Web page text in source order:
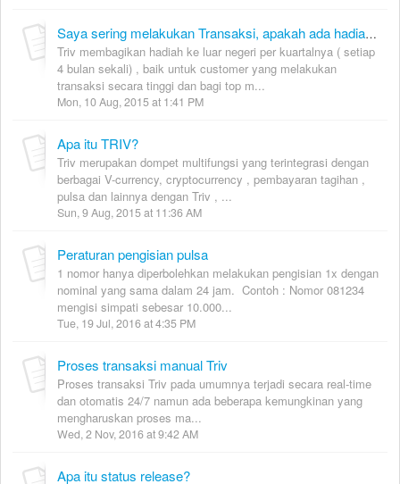
Saya sering melakukan Transaksi, apakah ada hadiahnya?
Triv membagikan hadiah ke luar negeri per kuartalnya ( setiap
4 bulan sekali) , baik untuk customer yang melakukan
transaksi secara tinggi dan bagi top m...
Mon, 10 Aug, 2015 at 1:41 PM
Apa itu TRIV?
Triv merupakan dompet multifungsi yang terintegrasi dengan
berbagai V-currency, cryptocurrency , pembayaran tagihan ,
pulsa dan lainnya dengan Triv , ...
Sun, 9 Aug, 2015 at 11:36 AM
Peraturan pengisian pulsa
1 nomor hanya diperbolehkan melakukan pengisian 1x dengan
nominal yang sama dalam 24 jam. Contoh : Nomor 081234
mengisi simpati sebesar 10.000...
Tue, 19 Jul, 2016 at 4:35 PM
Proses transaksi manual Triv
Proses transaksi Triv pada umumnya terjadi secara real-time
dan otomatis 24/7 namun ada beberapa kemungkinan yang
mengharuskan proses ma...
Wed, 2 Nov, 2016 at 9:42 AM
Apa itu status release?